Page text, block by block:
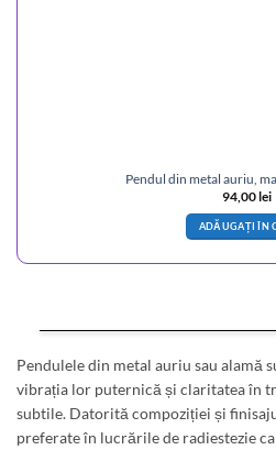
Pendul din metal auriu,
94,00lei
ADĂUGAȚI ÎN
Pendulele din metal auriu sau alamă
vibrația lor puternică și claritatea în
subtile. Datorită compoziției și
preferate în lucrările de radiestezie